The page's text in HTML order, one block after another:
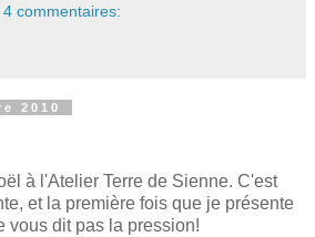
4 commentaires:
2010
à l'Atelier Terre de Sienne. C'est
et la première fois que je présente
vous dit pas la pression!